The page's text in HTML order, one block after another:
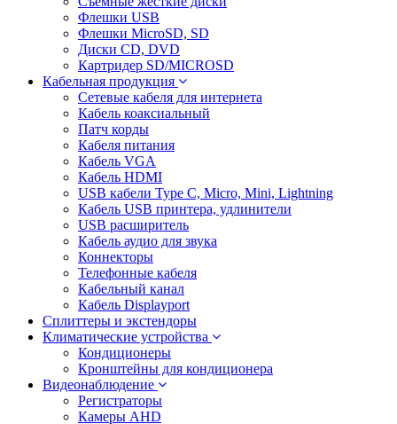
Флешки USB
Флешки MicroSD, SD
Диски CD, DVD
Картридер SD/MICROSD
Кабельная продукция
Сетевые кабеля для интернета
Кабель коаксиальный
Патч корды
Кабеля питания
Кабель VGA
Кабель HDMI
USB кабели Type C, Micro, Mini, Lightning
Кабель USB принтера, удлинители
USB расширитель
Кабель аудио для звука
Коннекторы
Телефонные кабеля
Кабельный канал
Кабель Displayport
Сплиттеры и экстендоры
Климатические устройства
Кондиционеры
Кронштейны для кондиционера
Видеонаблюдение
Регистраторы
Камеры AHD